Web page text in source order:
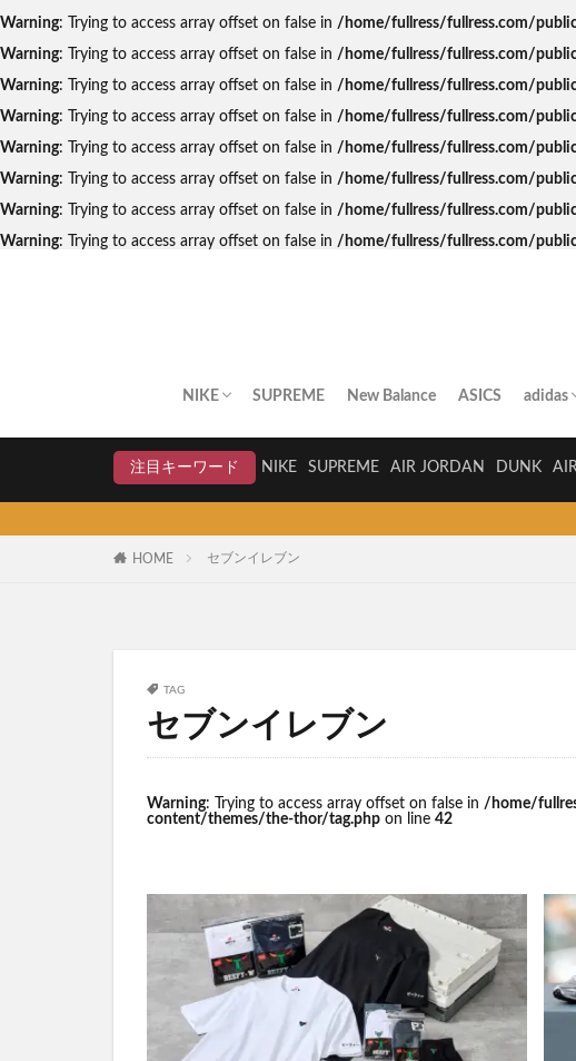
Warning: Trying to access array offset on false in /home/fullress/fullress.com/
Warning: Trying to access array offset on false in /home/fullress/fullress.com/
Warning: Trying to access array offset on false in /home/fullress/fullress.com/
Warning: Trying to access array offset on false in /home/fullress/fullress.com/
Warning: Trying to access array offset on false in /home/fullress/fullress.com/
Warning: Trying to access array offset on false in /home/fullress/fullress.com/
Warning: Trying to access array offset on false in /home/fullress/fullress.com/
Warning: Trying to access array offset on false in /home/fullress/fullress.com/
NIKE SUPREME New Balance ASICS adidas
注目キーワード
NIKE SUPREME AIR JORDAN DUNK
HOME セブンイレブン
TAG
セブンイレブン
Warning: Trying to access array offset on false in /home/
content/themes/the-thor/tag.php on line 42